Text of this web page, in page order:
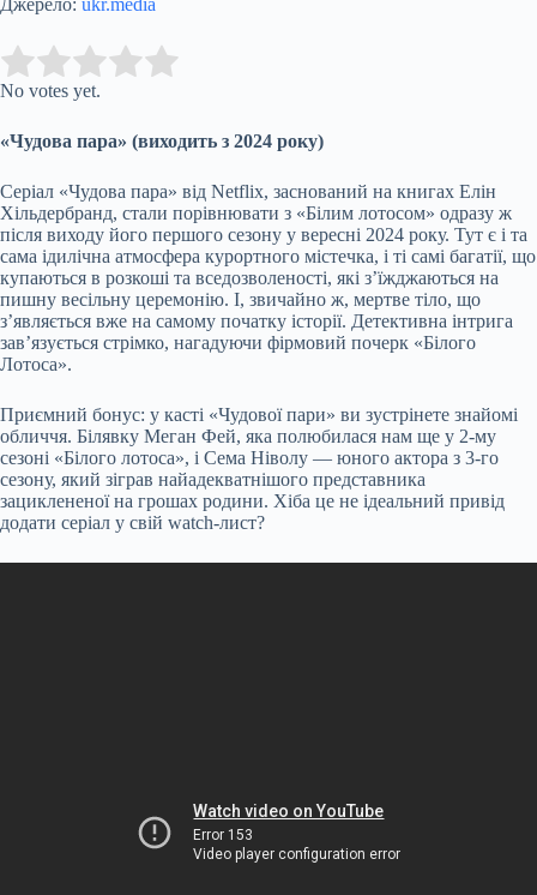
Джерело: ukr.media
Rate this item:
No votes yet.
«Чудова пара» (виходить з 2024 року)
Серіал «Чудова пара» від Netflix, заснований на книгах Елін
Хільдербранд, стали порівнювати з «Білим лотосом» одразу ж
після виходу його першого сезону у вересні 2024 року. Тут є і та
сама ідилічна атмосфера курортного містечка, і ті самі багатії, що
купаються в розкоші та вседозволеності, які з’їжджаються на
пишну весільну церемонію. І, звичайно ж, мертве тіло, що
з’являється вже на самому початку історії. Детективна інтрига
зав’язується стрімко, нагадуючи фірмовий почерк «Білого
Лотоса».
Приємний бонус: у касті «Чудової пари» ви зустрінете знайомі
обличчя. Білявку Меган Фей, яка полюбилася нам ще у 2-му
сезоні «Білого лотоса», і Сема Ніволу — юного актора з 3-го
сезону, який зіграв найадекватнішого представника
зациклененої на грошах родини. Хіба це не ідеальний привід
додати серіал у свій watch-лист?